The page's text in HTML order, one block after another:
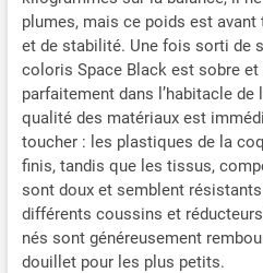
que
la
à la
plumes, mais ce poids est
et de stabilité. Une fois sorti de
coloris Space Black est sobre et
parfaitement dans l’habitacle
qualité des matériaux est
toucher : les plastiques de la
finis, tandis que les tissus,
sont doux et semblent
différents coussins et
nés sont généreusement
douillet pour les plus petits.